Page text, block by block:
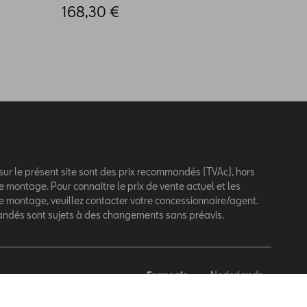
168,30 €
le présent site sont des prix recommandés (TVAc), hors
montage. Pour connaitre le prix de vente actuel et les
montage, veuillez contacter votre concessionnaire/agent.
sont sujets à des changements sans préavis.
Français
Nederlands